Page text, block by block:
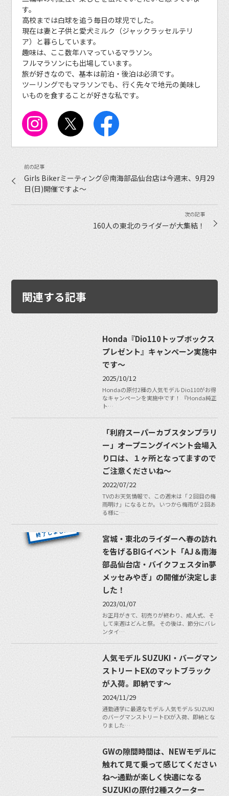
す。
高校までは白球を追う毎日の球児でした。
現在は妻と子供と愛犬ミルク（ジャックラッセルテリ
ア）と暮らしています。
趣味は、ここ数年ハマっているマラソン。
フルマラソンにも出場しています。
旅が好きなので、基本は前泊・後泊は必須です。
ツーリングでもマラソンでも、行く先々で地元の美味し
いものを食することが好きな私です。
Girls Bikerミーティング＠南海部品仙台店は今週末、9月29
日(日)開催ですよ〜
160人の東北のライダーが大集結！
関連する記事
Honda『Dio110トップボックス
プレゼント』キャンペーン実施中
です〜
2025/10/12
Hondaの原付2種の人気モデル Dio110がお得
なキャンペーンを実施中です！ 『Honda純正
ト…
「利府スーパーカブスタンプラリ
ー」オープニングイベント会場入
り口は、１ヶ所となってますので
ご注意くださいね〜
2022/07/22
TVのお天気情報で、この週末は「２回目の梅
雨明け」になるとか。 いつから梅雨が２回あ
る様に…
宮城・東北のライダーへ春の訪れ
を告げるBIGイベント「AJ＆南海
部品仙台店・バイクフェスタin夢
メッセみやぎ」の開催が決定しま
した！
2023/01/07
お正月がきて、初売りが終わり、成人式、そ
して来週はどんと祭。 その後は、節分にバレ
ンタイ…
人気モデル SUZUKI・バーグマン
ストリートEXのマットブラック
が入荷。即納です〜
2024/11/29
通勤通学に最適なモデル 人気モデル SUZUKI
のバーグマンストリートEXが入荷、即納とな
りました…
GWの隙間時間は、NEWモデルに
触れて見て乗って感じてください
ね〜通勤が楽しく快適になる
SUZUKIの原付2種スクーター